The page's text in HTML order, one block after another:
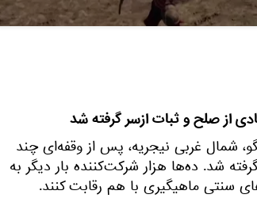
از صلح و ثبات ازسر گرفته شد
شمال غربی نیجریه، پس از وقفه‌ای چند
شد. ده‌ها هزار شرکت‌کننده بار دیگر به
سنتی ماهیگیری با هم رقابت کنند.